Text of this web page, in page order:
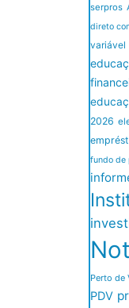
serpros
direto
variável
2026
fundo de
Perto de
PDV